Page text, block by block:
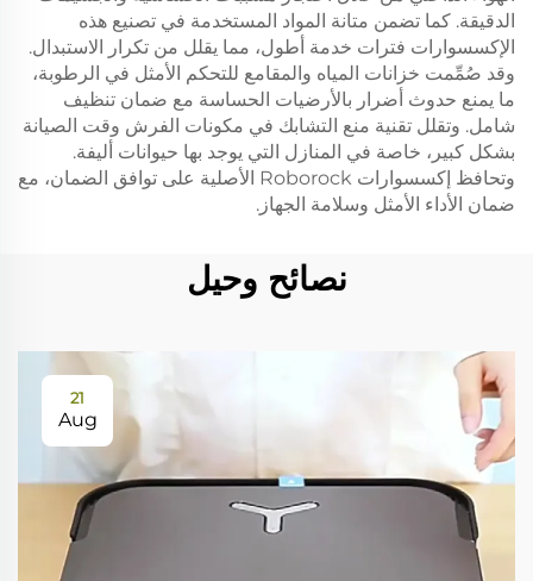
الدقيقة. كما تضمن متانة المواد المستخدمة في تصنيع هذه
الإكسسوارات فترات خدمة أطول، مما يقلل من تكرار الاستبدال.
وقد صُمِّمت خزانات المياه والمقامع للتحكم الأمثل في الرطوبة،
ما يمنع حدوث أضرار بالأرضيات الحساسة مع ضمان تنظيف
شامل. وتقلل تقنية منع التشابك في مكونات الفرش وقت الصيانة
بشكل كبير، خاصة في المنازل التي يوجد بها حيوانات أليفة.
وتحافظ إكسسوارات Roborock الأصلية على توافق الضمان، مع
ضمان الأداء الأمثل وسلامة الجهاز.
نصائح وحيل
21
Aug